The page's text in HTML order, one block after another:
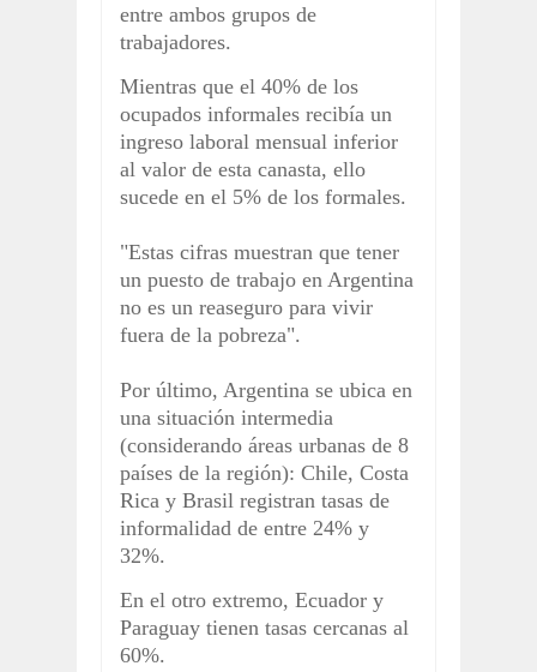
entre ambos grupos de
trabajadores.
Mientras que el 40% de los
ocupados informales recibía un
ingreso laboral mensual inferior
al valor de esta canasta, ello
sucede en el 5% de los formales.
"Estas cifras muestran que tener
un puesto de trabajo en Argentina
no es un reaseguro para vivir
fuera de la pobreza".
Por último, Argentina se ubica en
una situación intermedia
(considerando áreas urbanas de 8
países de la región): Chile, Costa
Rica y Brasil registran tasas de
informalidad de entre 24% y
32%.
En el otro extremo, Ecuador y
Paraguay tienen tasas cercanas al
60%.